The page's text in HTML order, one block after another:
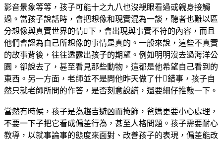
影音景象等等，孩子可能十之九八也沒親眼看過或親身接觸
過。當孩子說話時，會把想像和現實混為一談，聽者也難以區
分想像與真實世界的情下，會出現與事實不符的內容，而且
他們會認為自己所想像的事情是真的。一般來說，這些不真實
的故事背後，往往透露出孩子的期望。例如明明沒去過海洋公
園，卻說去了，甚至看見那些動物，這都是他希望自己看到的
東西。另一方面，老師並不是問他昨天做了什錯事，孩子自
然只就老師所問的作答，是否刻意說謊，還要細仔推敲一下。
當然有時候，孩子是為趨吉避凶而掩飾，爸媽更要小心處理，
不要一下子把它看成偏差行為，甚至人格問題。孩子需要耐心
教導，以就事論事的態度來面對、改善孩子的表現，偏差能改